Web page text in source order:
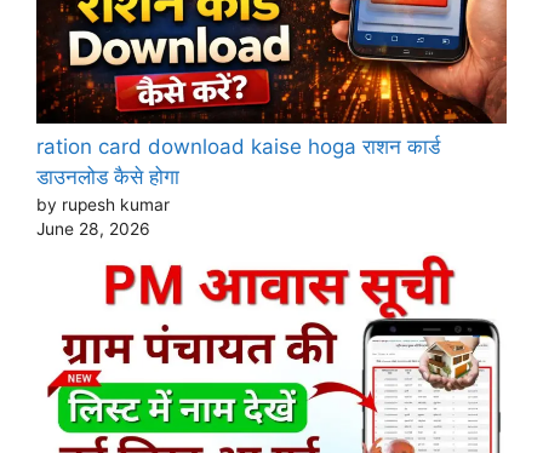
ration card download kaise hoga राशन कार्ड
डाउनलोड कैसे होगा
by rupesh kumar
June 28, 2026